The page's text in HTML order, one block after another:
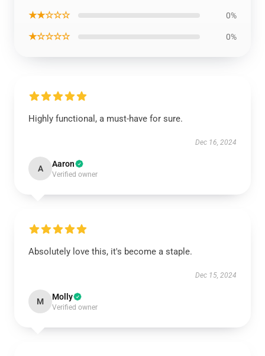
★★☆☆☆ 0%
★☆☆☆☆ 0%
Highly functional, a must-have for sure.
Dec 16, 2024
A Aaron
Verified owner
Absolutely love this, it's become a staple.
Dec 15, 2024
M Molly
Verified owner